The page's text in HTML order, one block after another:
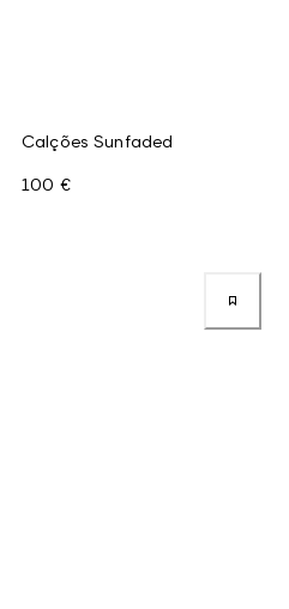
Calções Sunfaded
100 €